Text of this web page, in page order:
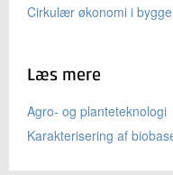
Cirkulær økonomi i
Læs mere
Agro- og planteteknologi
Karakterisering af